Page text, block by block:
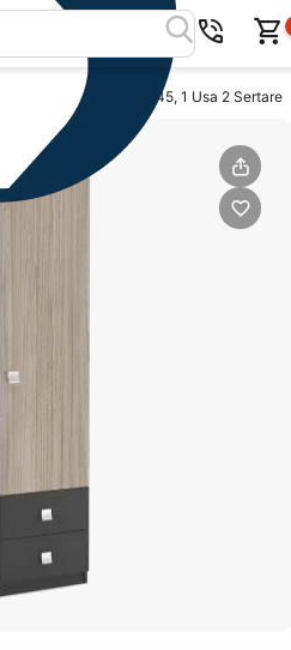
Dulap depozitare LINEA 45, 1 Usa 2 Sertare